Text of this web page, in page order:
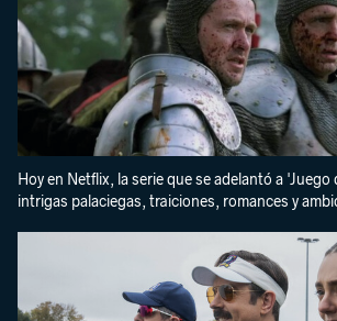
Hoy en Netflix, la serie que se adelantó a
intrigas palaciegas, traiciones, romances y